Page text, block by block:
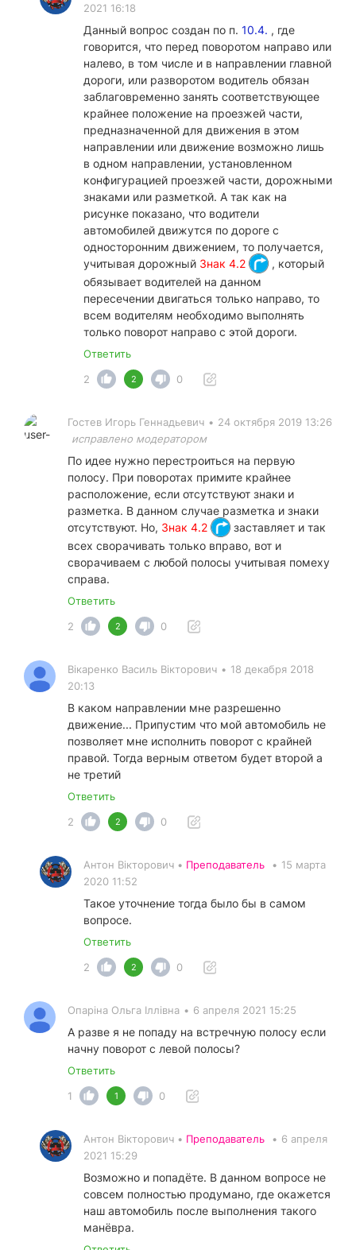
2021 16:18
Данный вопрос создан по п. 10.4. , где
говорится, что перед поворотом направо или
налево, в том числе и в направлении главной
дороги, или разворотом водитель обязан
заблаговременно занять соответствующее
крайнее положение на проезжей части,
предназначенной для движения в этом
направлении или движение возможно лишь
в одном направлении, установленном
конфигурацией проезжей части, дорожными
знаками или разметкой. А так как на
рисунке показано, что водители
автомобилей движутся по дороге с
односторонним движением, то получается,
учитывая дорожный Знак 4.2
, который
обязывает водителей на данном
пересечении двигаться только направо, то
всем водителям необходимо выполнять
только поворот направо с этой дороги.
Ответить
2
2 0
Гостев Игорь Геннадьевич • 24 октября 2019 13:26
исправлено модератором
По идее нужно перестроиться на первую
полосу. При поворотах примите крайнее
расположение, если отсутствуют знаки и
разметка. В данном случае разметка и знаки
отсутствуют. Но, Знак 4.2
заставляет и так
всех сворачивать только вправо, вот и
сворачиваем с любой полосы учитывая помеху
справа.
Ответить
2
2 0
Вікаренко Василь Вікторович • 18 декабря 2018
20:13
В каком направлении мне разрешенно
движение... Припустим что мой автомобиль не
позволяет мне исполнить поворот с крайней
правой. Тогда верным ответом будет второй а
не третий
Ответить
2
2 0
Антон Вікторович • Преподаватель • 15 марта
2020 11:52
Такое уточнение тогда было бы в самом
вопросе.
Ответить
2
2 0
Опаріна Ольга Іллівна • 6 апреля 2021 15:25
А разве я не попаду на встречную полосу если
начну поворот с левой полосы?
Ответить
1
1 0
Антон Вікторович • Преподаватель • 6 апреля
2021 15:29
Возможно и попадёте. В данном вопросе не
совсем полностью продумано, где окажется
наш автомобиль после выполнения такого
манёвра.